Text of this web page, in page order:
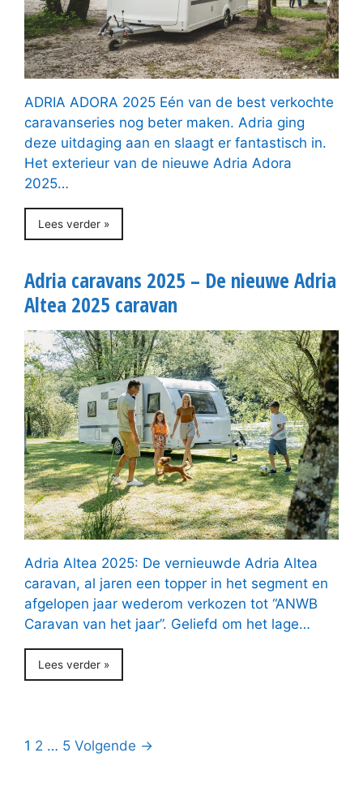
ADRIA ADORA 2025 Eén van de best verkochte
caravanseries nog beter maken. Adria ging
deze uitdaging aan en slaagt er fantastisch in.
Het exterieur van de nieuwe Adria Adora
2025…
Lees verder »
Adria caravans 2025 – De nieuwe Adria
Altea 2025 caravan
Adria Altea 2025: De vernieuwde Adria Altea
caravan, al jaren een topper in het segment en
afgelopen jaar wederom verkozen tot “ANWB
Caravan van het jaar”. Geliefd om het lage…
Lees verder »
1 2 … 5 Volgende →